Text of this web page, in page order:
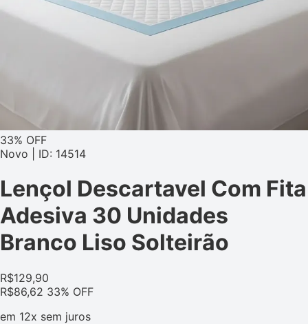
33% OFF
Novo | ID: 14514
Lençol Descartavel Com Fita
Adesiva 30 Unidades
Branco Liso Solteirão
R$129,90
R$86,62 33% OFF
em 12x sem juros